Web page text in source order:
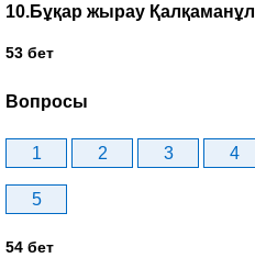
10.Бұқар жырау
53 бет
Вопросы
1 2 3 4
5
54 бет